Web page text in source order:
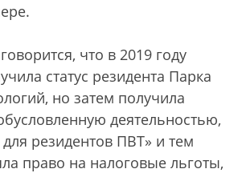
что в 2019 году
статус резидента Парка
но затем получила
деятельностью,
резидентов ПВТ» и тем
право на налоговые льготы,